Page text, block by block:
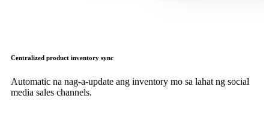
Centralized product inventory sync
Automatic na nag-a-update ang inventory mo sa lahat ng social
media sales channels.